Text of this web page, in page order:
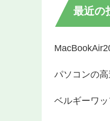
最近の
パソコンの
ベルギーワ